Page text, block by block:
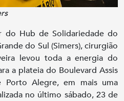
Hub de Solidariedade do
do Sul (Simers), cirurgião
levou toda a energia do
a plateia do Boulevard Assis
Porto Alegre, em mais uma
no último sábado, 23 de